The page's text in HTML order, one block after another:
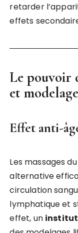
retarder
effets
Le pouvoir
et
Effet anti-
Les massages
alternative
circulation
lymphatique et
effet, un institut